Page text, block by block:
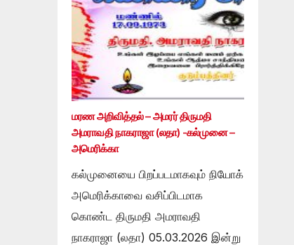
மரண அறிவித்தல் – அமரர் திருமதி
அமராவதி நாகராஜா (லதா) -கல்முனை –
அமெரிக்கா
கல்முனையை பிறப்படமாகவும் நியோக்
அமெரிக்காவை வசிப்பிடமாக
கொண்ட திருமதி அமராவதி
நாகராஜா (லதா) 05.03.2026 இன்று